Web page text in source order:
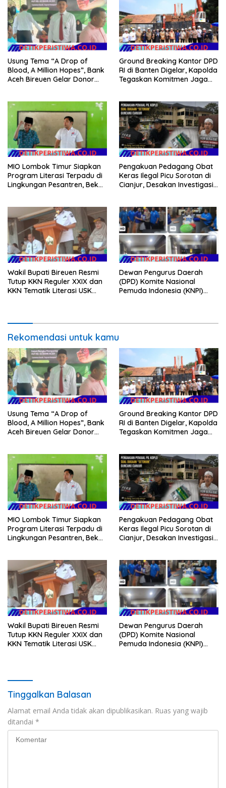
Usung Tema “A Drop of
Blood, A Million Hopes”, Bank
Aceh Bireuen Gelar Donor
Ground Breaking Kantor DPD
RI di Banten Digelar, Kapolda
Tegaskan Komitmen Jaga
MIO Lombok Timur Siapkan
Program Literasi Terpadu di
Lingkungan Pesantren, Bekali
Pengakuan Pedagang Obat
Keras Ilegal Picu Sorotan di
Cianjur, Desakan Investigasi
Wakil Bupati Bireuen Resmi
Tutup KKN Reguler XXIX dan
KKN Tematik Literasi USK
Dewan Pengurus Daerah
(DPD) Komite Nasional
Pemuda Indonesia (KNPI)
AKBP Adik Listiyono. S, I. K., M.
Rekomendasi untuk kamu
Usung Tema “A Drop of
Blood, A Million Hopes”, Bank
Aceh Bireuen Gelar Donor
Ground Breaking Kantor DPD
RI di Banten Digelar, Kapolda
Tegaskan Komitmen Jaga
MIO Lombok Timur Siapkan
Program Literasi Terpadu di
Lingkungan Pesantren, Bekali
Pengakuan Pedagang Obat
Keras Ilegal Picu Sorotan di
Cianjur, Desakan Investigasi
Wakil Bupati Bireuen Resmi
Tutup KKN Reguler XXIX dan
KKN Tematik Literasi USK
Dewan Pengurus Daerah
(DPD) Komite Nasional
Pemuda Indonesia (KNPI)
Tinggalkan Balasan
Alamat email Anda tidak akan dipublikasikan. Ruas yang wajib
ditandai *